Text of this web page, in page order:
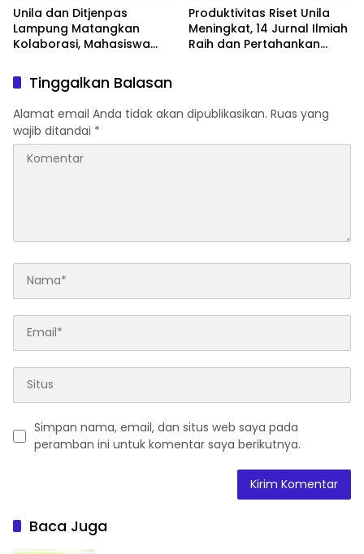
Unila dan Ditjenpas
Lampung Matangkan
Kolaborasi, Mahasiswa
Lapas
Produktivitas Riset Unila
Meningkat, 14 Jurnal Ilmiah
Raih dan Pertahankan
Tinggalkan Balasan
Alamat email Anda tidak akan dipublikasikan. Ruas yang
wajib ditandai *
Simpan nama, email, dan situs web saya pada
peramban ini untuk komentar saya berikutnya.
Baca Juga